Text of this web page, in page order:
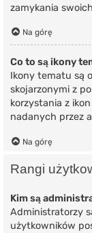
zamykania
Na górę
Co to są ikony
Ikony tematu są
skojarzonymi z
korzystania z
nadanych przez
Na górę
Rangi
Kim są
Administratorzy
użytkowników